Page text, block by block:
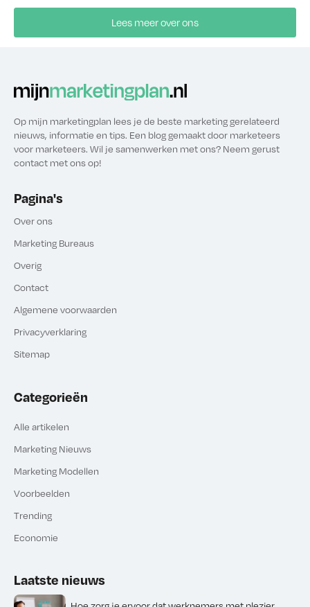
Lees meer over ons
Op mijn marketingplan lees je de beste marketing gerelateerd
nieuws, informatie en tips. Een blog gemaakt door marketeers
voor marketeers. Wil je samenwerken met ons? Neem gerust
contact met ons op!
Pagina's
Over ons
Marketing Bureaus
Overig
Contact
Algemene voorwaarden
Privacyverklaring
Sitemap
Categorieën
Alle artikelen
Marketing Nieuws
Marketing Modellen
Voorbeelden
Trending
Economie
Laatste nieuws